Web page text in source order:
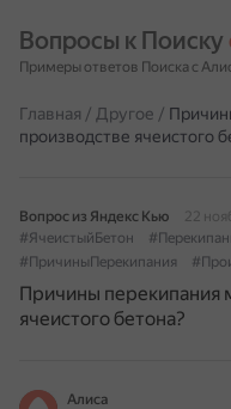
Вопросы к Поиску
Примеры ответов Поиска с
Главная / Другое /
производстве ячеистого
Вопрос из Яндекс Кью
22
#ЯчеистыйБетон
#ПричиныПерекипания
Причины перекипания
ячеистого бетона?
Алиса